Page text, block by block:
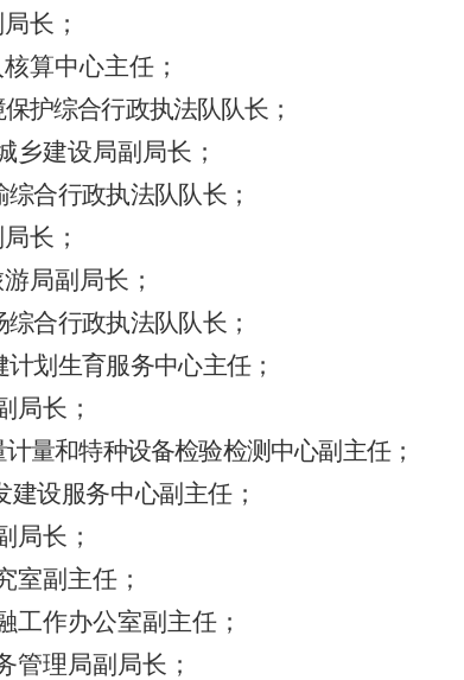
长；
算中心主任；
护综合行政执法队队长；
乡建设局副局长；
合行政执法队队长；
长；
局副局长；
合行政执法队队长；
划生育服务中心主任；
局长；
量和特种设备检验检测中心副主任；
建设服务中心副主任；
局长；
室副主任；
工作办公室副主任；
管理局副局长；